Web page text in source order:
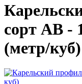
сорт АВ -
(метр/куб)